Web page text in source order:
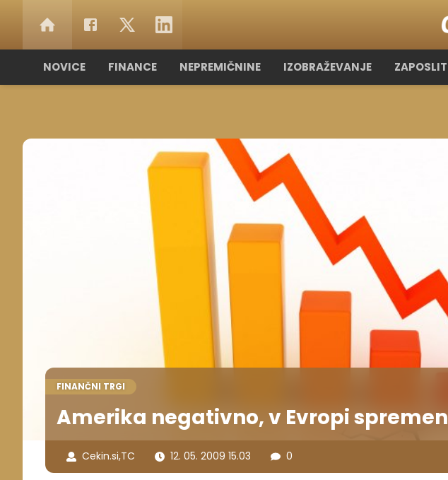
NOVICE FINANCE NEPREMIČNINE IZOBRAŽEVANJE
FINANČNI TRGI
Amerika negativno, v Evropi
Cekin.si,TC 12. 05. 2009 15.03 0